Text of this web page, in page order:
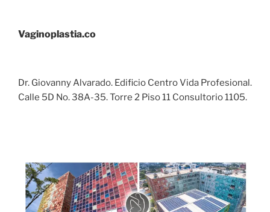
Vaginoplastia.co
Dr. Giovanny Alvarado. Edificio Centro Vida Profesional.
Calle 5D No. 38A-35. Torre 2 Piso 11 Consultorio 1105.